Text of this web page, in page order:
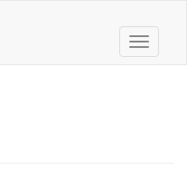
Toggle